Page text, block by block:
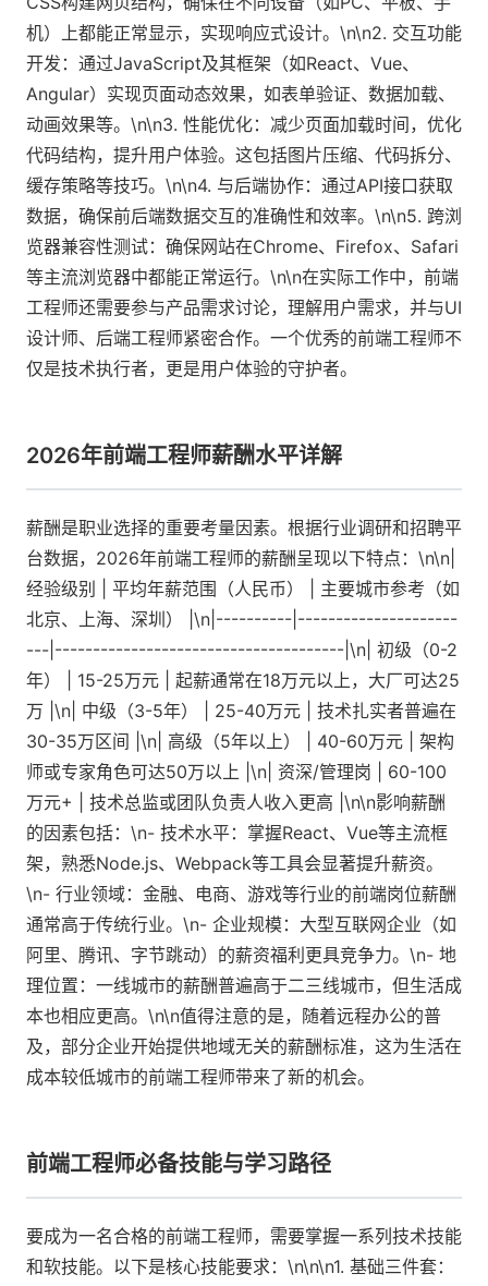
机）上都能正常显示，实现响应式设计。\n\n2. 交互功能
开发：通过JavaScript及其框架（如React、Vue、
Angular）实现页面动态效果，如表单验证、数据加载、
动画效果等。\n\n3. 性能优化：减少页面加载时间，优化
代码结构，提升用户体验。这包括图片压缩、代码拆分、
缓存策略等技巧。\n\n4. 与后端协作：通过API接口获取
数据，确保前后端数据交互的准确性和效率。\n\n5. 跨浏
览器兼容性测试：确保网站在Chrome、Firefox、Safari
等主流浏览器中都能正常运行。\n\n在实际工作中，前端
工程师还需要参与产品需求讨论，理解用户需求，并与UI
设计师、后端工程师紧密合作。一个优秀的前端工程师不
仅是技术执行者，更是用户体验的守护者。
2026年前端工程师薪酬水平详解
薪酬是职业选择的重要考量因素。根据行业调研和招聘平
台数据，2026年前端工程师的薪酬呈现以下特点：\n\n|
经验级别 | 平均年薪范围（人民币） | 主要城市参考（如
北京、上海、深圳） |\n|----------|---------------------
---|--------------------------------------|\n| 初级（0-2
年） | 15-25万元 | 起薪通常在18万元以上，大厂可达25
万 |\n| 中级（3-5年） | 25-40万元 | 技术扎实者普遍在
30-35万区间 |\n| 高级（5年以上） | 40-60万元 | 架构
师或专家角色可达50万以上 |\n| 资深/管理岗 | 60-100
万元+ | 技术总监或团队负责人收入更高 |\n\n影响薪酬
的因素包括：\n- 技术水平：掌握React、Vue等主流框
架，熟悉Node.js、Webpack等工具会显著提升薪资。
\n- 行业领域：金融、电商、游戏等行业的前端岗位薪酬
通常高于传统行业。\n- 企业规模：大型互联网企业（如
阿里、腾讯、字节跳动）的薪资福利更具竞争力。\n- 地
理位置：一线城市的薪酬普遍高于二三线城市，但生活成
本也相应更高。\n\n值得注意的是，随着远程办公的普
及，部分企业开始提供地域无关的薪酬标准，这为生活在
成本较低城市的前端工程师带来了新的机会。
前端工程师必备技能与学习路径
要成为一名合格的前端工程师，需要掌握一系列技术技能
和软技能。以下是核心技能要求：\n\n\n1. 基础三件套：